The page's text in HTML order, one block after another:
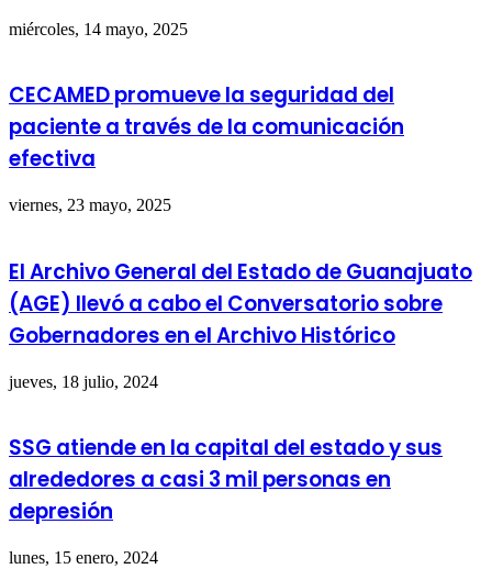
miércoles, 14 mayo, 2025
CECAMED promueve la seguridad del
paciente a través de la comunicación
efectiva
viernes, 23 mayo, 2025
El Archivo General del Estado de Guanajuato
(AGE) llevó a cabo el Conversatorio sobre
Gobernadores en el Archivo Histórico
jueves, 18 julio, 2024
SSG atiende en la capital del estado y sus
alrededores a casi 3 mil personas en
depresión
lunes, 15 enero, 2024